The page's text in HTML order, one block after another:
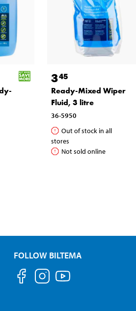
345
Ready-Mixed Wiper
Fluid, 3 litre
36-5950
Out of stock in all
stores
Not sold online
FOLLOW BILTEMA